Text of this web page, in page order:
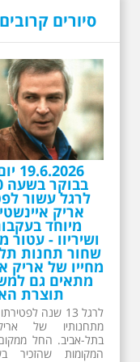
סיורים
הולדתו ברחוב
משיריו של אריק
הסיור ליד קברו
ב 10:00
סיור מיוחד
ושיריו - עטור
שחור תחנות תל
מחייו של אריק
מתאים גם
תוצרת
13 שנים לפטירתו של
באחדים מתחנותיו של
בתל-אביב. החל
המקומות שהזכיר